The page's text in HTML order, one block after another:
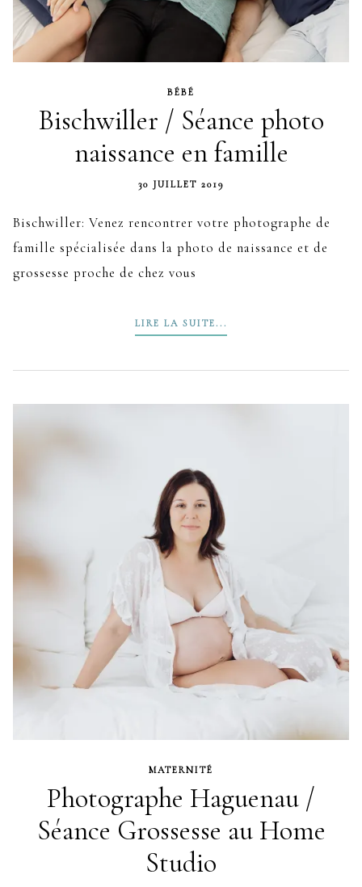
BÉBÉ
Bischwiller / Séance photo
naissance en famille
30 JUILLET 2019
Bischwiller: Venez rencontrer votre photographe de
famille spécialisée dans la photo de naissance et de
grossesse proche de chez vous
LIRE LA SUITE...
MATERNITÉ
Photographe Haguenau /
Séance Grossesse au Home
Studio